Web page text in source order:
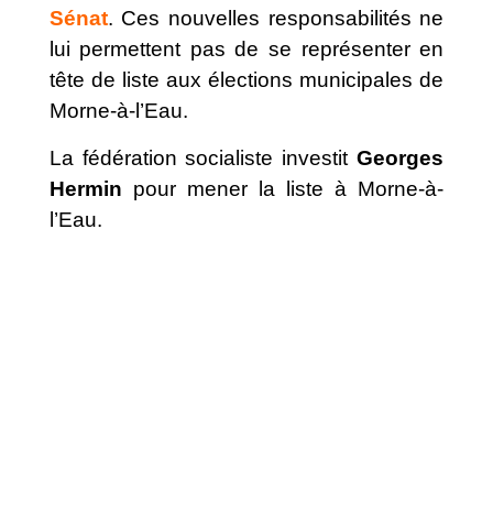
Sénat. Ces nouvelles responsabilités ne
lui permettent pas de se représenter en
tête de liste aux élections municipales de
Morne-à-l’Eau.
La fédération socialiste investitGeorges
Hermin pour mener la liste à Morne-à-
l’Eau.